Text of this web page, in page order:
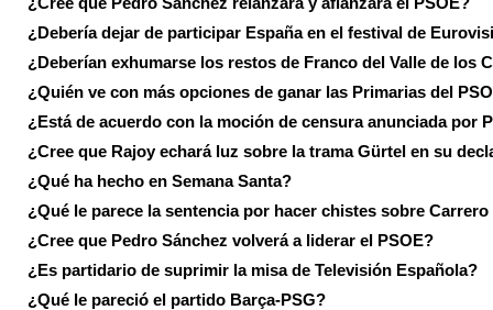
¿Debería dejar de participar España en el festival de
¿Deberían exhumarse los restos de Franco del Valle de los
¿Quién ve con más opciones de ganar las Primarias del
¿Está de acuerdo con la moción de censura anunciada por
¿Cree que Rajoy echará luz sobre la trama Gürtel en su
¿Qué ha hecho en Semana Santa?
¿Qué le parece la sentencia por hacer chistes sobre
¿Cree que Pedro Sánchez volverá a liderar el PSOE?
¿Es partidario de suprimir la misa de Televisión Española?
¿Qué le pareció el partido Barça-PSG?